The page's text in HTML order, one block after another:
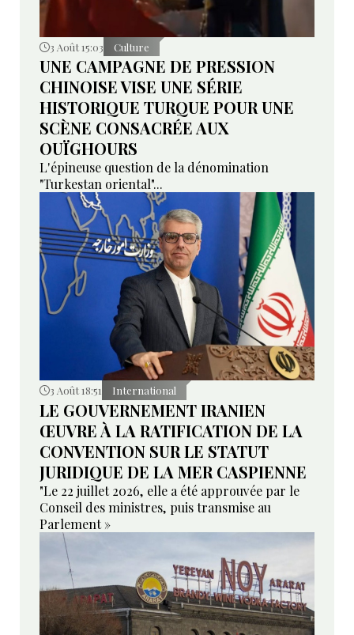
3 Août 15:03 Culture
UNE CAMPAGNE DE PRESSION
CHINOISE VISE UNE SÉRIE
HISTORIQUE TURQUE POUR UNE
SCÈNE CONSACRÉE AUX
OUÏGHOURS
L'épineuse question de la dénomination
"Turkestan oriental"...
3 Août 18:51 International
LE GOUVERNEMENT IRANIEN
ŒUVRE À LA RATIFICATION DE LA
CONVENTION SUR LE STATUT
JURIDIQUE DE LA MER CASPIENNE
"Le 22 juillet 2026, elle a été approuvée par le
Conseil des ministres, puis transmise au
Parlement »